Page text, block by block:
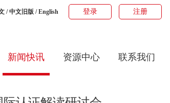
登录 注册
/中文旧版/English
新闻快讯 资源中心 联系我们